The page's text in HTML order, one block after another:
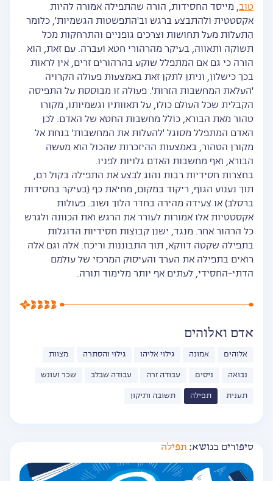
טוב, מייסד החסידות, הורה שהתפילה אמורה להיות
אקסטטית ולהתבצע ברגש וב'התפשטות הגשמיות', כלומר
הִתעלות מעל תחושות וצרכים גופניים והתרחקות מכל
תשוקה ותאווה, בעיקר מהרהורי חטא ועברה. עם זאת, הוא
הורה כי גם אם המתפלל שוקע בהרהורים זרים, אין לראות
בכך כישלון, וניתן לתקן זאת באמצעות פעולה הקרויה
'העלאת המחשבות הזרות'. פעולה זו מבוססת על התפיסה
הקבלית שכל העולם כולו, על תאוותיו וגשמיותו, מקורו
טהור מאת הבורא, כולל מחשבות החטא של האדם. לכן
האדם המתפלל מסוגל 'להעלות את המחשבות' בנחת אל
מקורן הטהור, באמצעות ההיזכרות שהכול הוא מעשה
הבורא, ואף מחשבות האדם גלויות לפניו.
בחצרות חסידיות רבות נהוג לבצע את התפילה בקול רם,
תוך נענוע הגוף, ריקוד במקום, מחיאת כף (בעיקר בחסידות
ברסלב) או צעידה מהירה בחדר הלוך ושוב. פעולות
אקסטטיות אלו אמורות לעורר את הרגש ואת הכוונה ולגרש
כל הרהור אחר. מנגד, ישנן קבוצות חסידיות הדוגלות
בתפילה שקטה דווקא, תוך התבוננות וריכוז. אלה וגם אלה
רואים בתפילה את הערך והעיסוק המרכזי של עולמם
הדתי-החסידי, לעתים אף יותר מלימוד תורה.
אדם ואלוהים
אלוהים אמונה גילוי אליהו גילוי והסתרה מצוות
נבואה ניסים עבודה זרה עבודה שבלב שכר ועונש
תענית תפילה תשובה ותיקון
סיפורים בנושא: תפילה